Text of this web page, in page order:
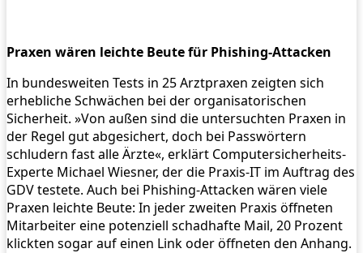
Praxen wären leichte Beute für Phishing-Attacken
In bundesweiten Tests in 25 Arztpraxen zeigten sich
erhebliche Schwächen bei der organisatorischen
Sicherheit. »Von außen sind die untersuchten Praxen in
der Regel gut abgesichert, doch bei Passwörtern
schludern fast alle Ärzte«, erklärt Computersicherheits-
Experte Michael Wiesner, der die Praxis-IT im Auftrag des
GDV testete. Auch bei Phishing-Attacken wären viele
Praxen leichte Beute: In jeder zweiten Praxis öffneten
Mitarbeiter eine potenziell schadhafte Mail, 20 Prozent
klickten sogar auf einen Link oder öffneten den Anhang.